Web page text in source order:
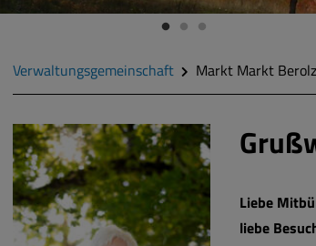
Verwaltungsgemeinschaft Markt Markt
Liebe
liebe